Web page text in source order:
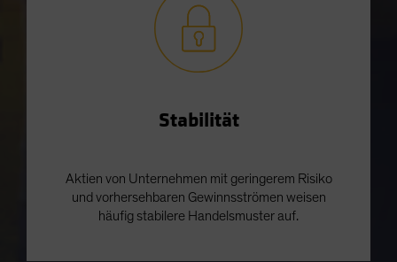
Stabilität
Aktien von Unternehmen mit geringerem Risiko
und vorhersehbaren Gewinnsströmen weisen
häufig stabilere Handelsmuster auf.